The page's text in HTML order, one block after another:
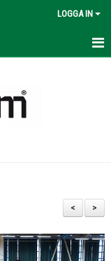
LOGGA IN
>
<